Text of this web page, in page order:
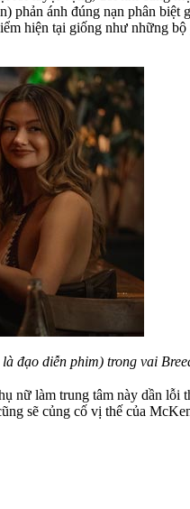
ánh đúng nạn phân
hiện tại giống như những
đạo diễn phim) trong vai
nữ làm trung tâm này dần lỗi
sẽ củng cố vị thế của